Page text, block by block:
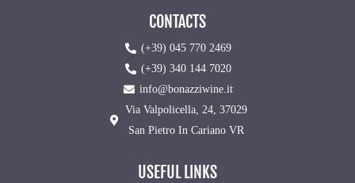
CONTACTS
(+39) 045 770 2469
(+39) 340 144 7020
info@bonazziwine.it
Via Valpolicella, 24, 37029
San Pietro In Cariano VR
USEFUL LINKS